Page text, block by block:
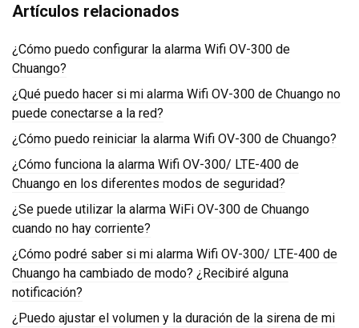
Artículos relacionados
¿Cómo puedo configurar la alarma Wifi OV-300 de
Chuango?
¿Qué puedo hacer si mi alarma Wifi OV-300 de Chuango no
puede conectarse a la red?
¿Cómo puedo reiniciar la alarma Wifi OV-300 de Chuango?
¿Cómo funciona la alarma Wifi OV-300/ LTE-400 de
Chuango en los diferentes modos de seguridad?
¿Se puede utilizar la alarma WiFi OV-300 de Chuango
cuando no hay corriente?
¿Cómo podré saber si mi alarma Wifi OV-300/ LTE-400 de
Chuango ha cambiado de modo? ¿Recibiré alguna
notificación?
¿Puedo ajustar el volumen y la duración de la sirena de mi